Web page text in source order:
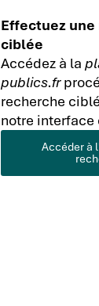
Effectuez
ciblée
Accédez à la
publics.fr
recherche
notre interface
Accéder à